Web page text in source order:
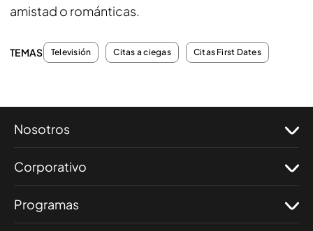
amistad o románticas.
TEMAS Televisión Citas a ciegas Citas First Dates
Nosotros
Corporativo
Programas